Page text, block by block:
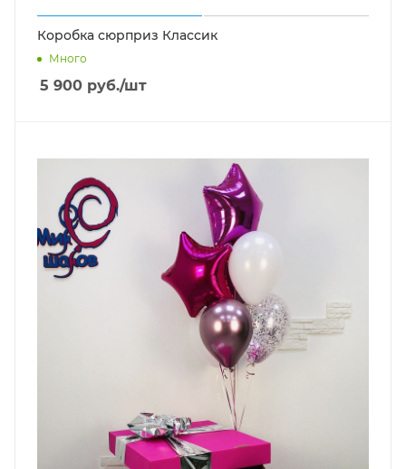
Коробка сюрприз Классик
Много
5 900 руб./шт